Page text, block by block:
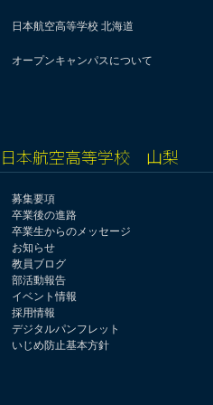
日本航空高等学校 北海道
オープンキャンパスについて
日本航空高等学校 山梨
募集要項
卒業後の進路
卒業生からのメッセージ
お知らせ
教員ブログ
部活動報告
イベント情報
採用情報
デジタルパンフレット
いじめ防止基本方針